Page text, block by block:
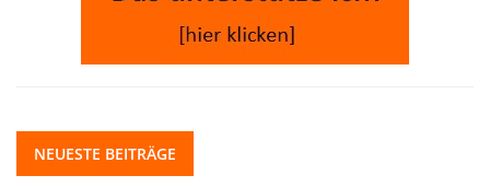
NEUESTE BEITRÄGE